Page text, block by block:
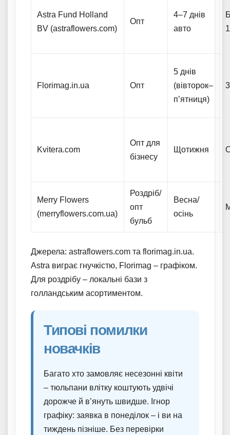
Astra Fund Holland
BV (astraflowers.com)
Опт
4–7 днів
авто
Florimag.in.ua Опт
5 днів
(вівторок–
п’ятниця)
Kvitera.com
Опт для
бізнесу
Щотижня
Merry Flowers
(merryflowers.com.ua)
Роздріб/
опт
бульб
Весна/
осінь
Джерела: astraflowers.com та florimag.in.ua.
Astra виграє гнучкістю, Florimag – графіком.
Для роздрібу – локальні бази з
голландським асортиментом.
Типові помилки
новачків
Багато хто замовляє несезонні квіти
– тюльпани влітку коштують удвічі
дорожче й в’януть швидше. Ігнор
графіку: заявка в понеділок – і ви на
тиждень пізніше. Без перевірки